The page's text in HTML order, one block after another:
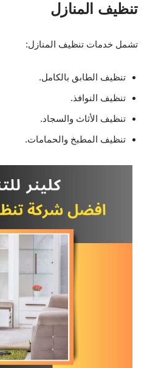
تنظيف المنازل
تشمل خدمات تنظيف المنازل:
تنظيف الطابق بالكامل.
تنظيف النوافذ.
تنظيف الأثاث والسجاد.
تنظيف المطبخ والحمامات.